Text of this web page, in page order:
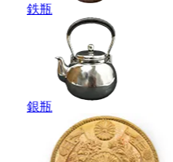
鉄瓶
銀瓶